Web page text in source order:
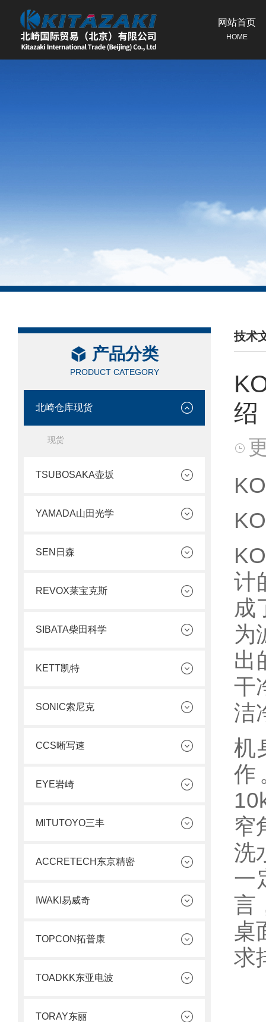
网站首页
HOME
产品分类
PRODUCT CATEGORY
北崎仓库现货
现货
TSUBOSAKA壶坂
YAMADA山田光学
SEN日森
REVOX莱宝克斯
SIBATA柴田科学
KETT凯特
SONIC索尼克
CCS晰写速
EYE岩崎
MITUTOYO三丰
ACCRETECH东京精密
IWAKI易威奇
TOPCON拓普康
TOADKK东亚电波
TORAY东丽
技术
/
绍
计
成
为
出
干
洁
机
作
窄
洗
一
言
桌
求